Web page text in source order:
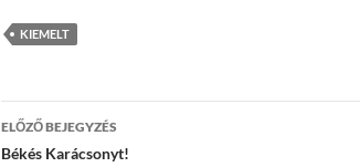
KIEMELT
Bejegyzések
navigációja
ELŐZŐ BEJEGYZÉS
Békés Karácsonyt!